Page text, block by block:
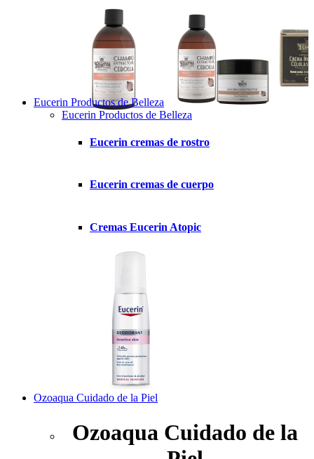
Eucerin Productos de Belleza
Eucerin Productos de Belleza
Eucerin cremas de rostro
Eucerin cremas de cuerpo
Cremas Eucerin Atopic
Ozoaqua Cuidado de la Piel
Ozoaqua Cuidado de la